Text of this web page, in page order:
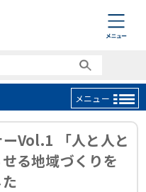
メニュー
Vol.1 「人と人と
る地域づくりを